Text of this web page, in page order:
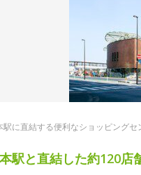
駅に直結する便利なショッピングセ
駅と直結した約120店